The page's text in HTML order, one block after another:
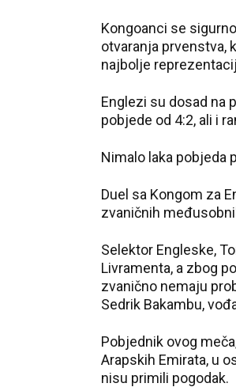
Kongoanci se
otvaranja prvenstva,
najbolje
Englezi su dosad na
pobjede od 4:2, ali i
Nimalo laka pobjeda
Duel sa Kongom za
zvaničnih
Selektor Engleske,
Livramenta, a zbog
zvanično nemaju
Sedrik Bakambu,
Pobjednik ovog
Arapskih Emirata, u
nisu primili pogodak.